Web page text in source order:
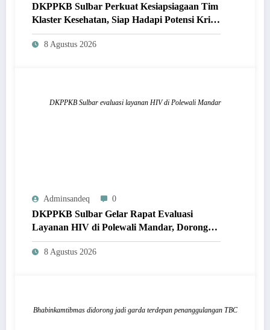
DKPPKB Sulbar Perkuat Kesiapsiagaan Tim
Klaster Kesehatan, Siap Hadapi Potensi Krisis
Secara Cepat dan Tepat
8 Agustus 2026
DKPPKB Sulbar evaluasi layanan HIV di Polewali Mandar
Adminsandeq 0
DKPPKB Sulbar Gelar Rapat Evaluasi
Layanan HIV di Polewali Mandar, Dorong
Capaian Target Ending AIDS 2030
8 Agustus 2026
Bhabinkamtibmas didorong jadi garda terdepan penanggulangan TBC